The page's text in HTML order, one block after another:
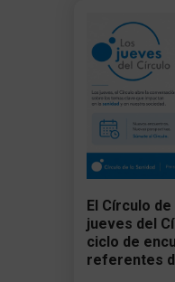
El Círculo de
jueves del
ciclo de
referentes